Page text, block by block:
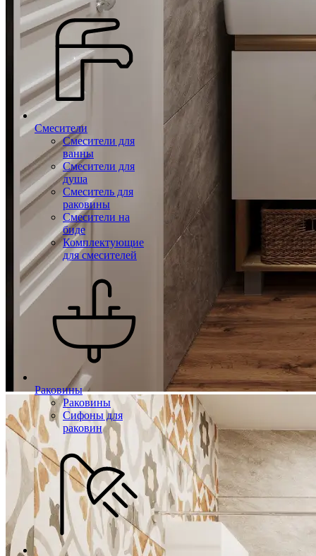
Смесители
Смесители для
ванны
Смесители для
душа
Смеситель для
раковины
Смесители на
биде
Комплектующие
для смесителей
Раковины
Раковины
Сифоны для
раковин